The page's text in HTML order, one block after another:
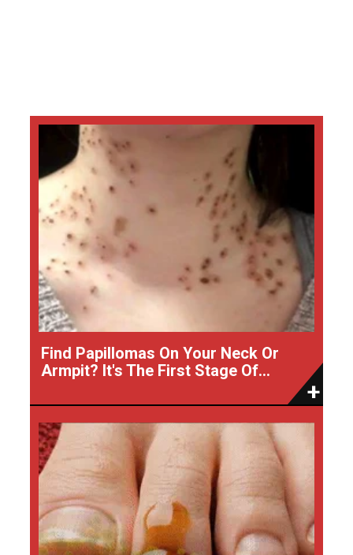
Find Papillomas On Your Neck Or
Armpit? It's The First Stage Of...